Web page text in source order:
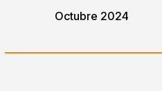
Octubre 2024